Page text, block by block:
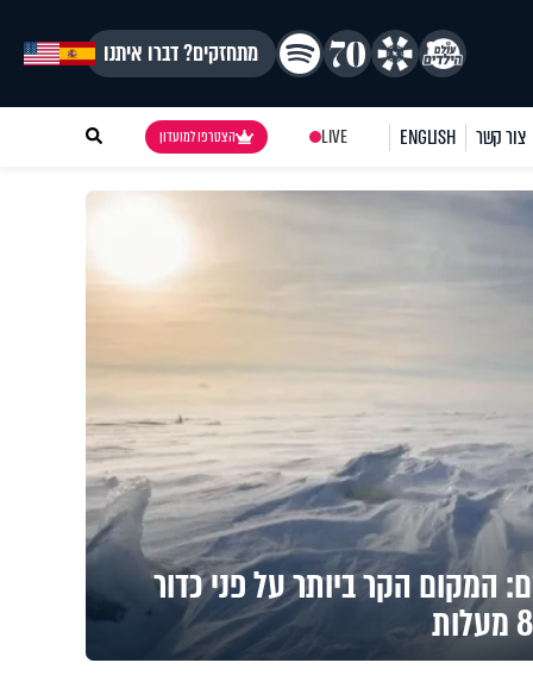
מתחזקים? דברו איתנו
צור קשר ENGLISH
LIVE הצטרפו למועדון
המקום הקר ביותר על פני כדור